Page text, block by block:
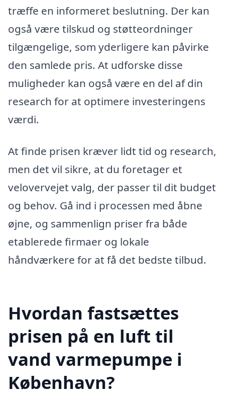
træffe en informeret beslutning. Der kan
også være tilskud og støtteordninger
tilgængelige, som yderligere kan påvirke
den samlede pris. At udforske disse
muligheder kan også være en del af din
research for at optimere investeringens
værdi.
At finde prisen kræver lidt tid og research,
men det vil sikre, at du foretager et
velovervejet valg, der passer til dit budget
og behov. Gå ind i processen med åbne
øjne, og sammenlign priser fra både
etablerede firmaer og lokale
håndværkere for at få det bedste tilbud.
Hvordan fastsættes
prisen på en luft til
vand varmepumpe i
København?